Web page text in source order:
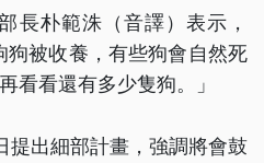
長朴範洙（音譯）表示，
狗被收養，有些狗會自然死
看看還有多少隻狗。」
提出細部計畫，強調將會鼓